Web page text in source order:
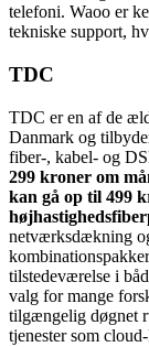
telefoni. Waoo er
tekniske support,
TDC
TDC er en af de
Danmark og
fiber-, kabel- og
299 kroner om
kan gå op til 499
netværksdækning
tilstedeværelse i
valg for mange
tilgængelig døgnet
tjenester som